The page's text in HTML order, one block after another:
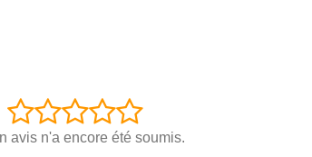
avis n'a encore été soumis.